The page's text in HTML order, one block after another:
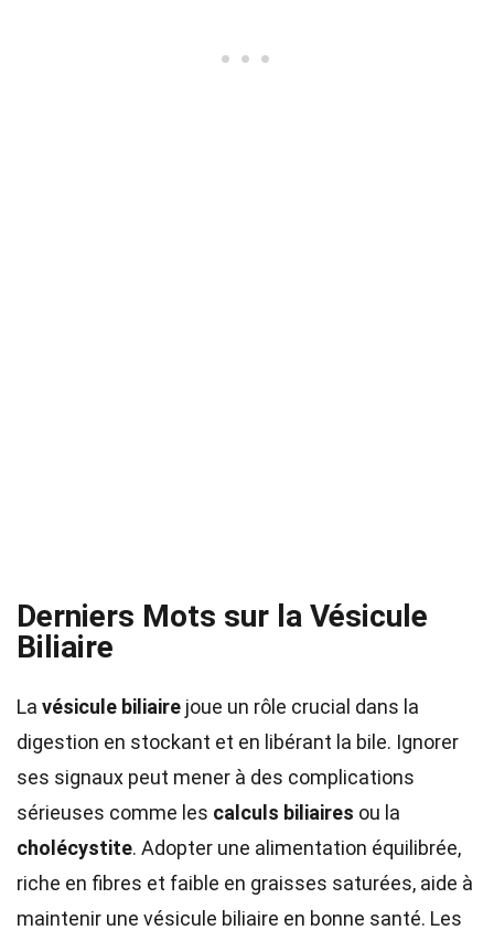
Derniers Mots sur la Vésicule
Biliaire
La vésicule biliaire joue un rôle crucial dans la
digestion en stockant et en libérant la bile. Ignorer
ses signaux peut mener à des complications
sérieuses comme les calculs biliaires ou la
cholécystite. Adopter une alimentation équilibrée,
riche en fibres et faible en graisses saturées, aide à
maintenir une vésicule biliaire en bonne santé. Les